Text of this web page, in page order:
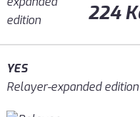
224
YES
Relayer-expanded